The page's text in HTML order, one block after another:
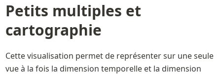
Petits multiples et
cartographie
Cette visualisation permet de représenter sur une seule
vue à la fois la dimension temporelle et la dimension